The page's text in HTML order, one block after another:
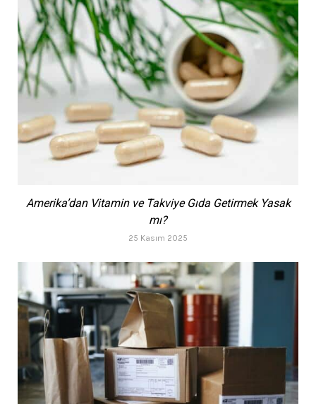
Amerika’dan Vitamin ve Takviye Gıda Getirmek Yasak
mı?
25 Kasım 2025